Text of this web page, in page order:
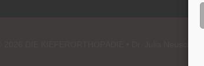
© 2026 DIE KIEFERORTHOPÄDIE • Dr. Julia